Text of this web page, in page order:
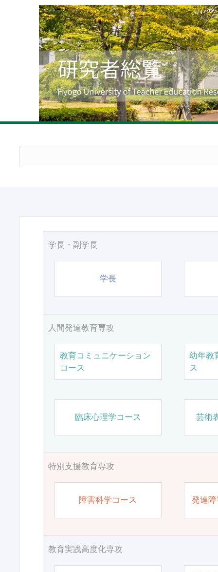
学長・副学長
学長
人間発達教育専攻
教育コミュニケーション
コース
幼年教
ス
臨床心理学コース 芸術
特別支援教育専攻
障害科学コース 発達
教育実践高度化専攻